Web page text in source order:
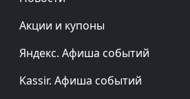
Акции и купоны
Яндекс. Афиша событий
Kassir. Афиша событий